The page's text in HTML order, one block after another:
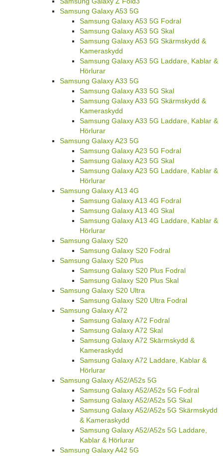
Samsung Galaxy A53 5G
Samsung Galaxy A53 5G Fodral
Samsung Galaxy A53 5G Skal
Samsung Galaxy A53 5G Skärmskydd &
Kameraskydd
Samsung Galaxy A53 5G Laddare, Kablar &
Hörlurar
Samsung Galaxy A33 5G
Samsung Galaxy A33 5G Skal
Samsung Galaxy A33 5G Skärmskydd &
Kameraskydd
Samsung Galaxy A33 5G Laddare, Kablar &
Hörlurar
Samsung Galaxy A23 5G
Samsung Galaxy A23 5G Fodral
Samsung Galaxy A23 5G Skal
Samsung Galaxy A23 5G Laddare, Kablar &
Hörlurar
Samsung Galaxy A13 4G
Samsung Galaxy A13 4G Fodral
Samsung Galaxy A13 4G Skal
Samsung Galaxy A13 4G Laddare, Kablar &
Hörlurar
Samsung Galaxy S20
Samsung Galaxy S20 Fodral
Samsung Galaxy S20 Plus
Samsung Galaxy S20 Plus Fodral
Samsung Galaxy S20 Plus Skal
Samsung Galaxy S20 Ultra
Samsung Galaxy S20 Ultra Fodral
Samsung Galaxy A72
Samsung Galaxy A72 Fodral
Samsung Galaxy A72 Skal
Samsung Galaxy A72 Skärmskydd &
Kameraskydd
Samsung Galaxy A72 Laddare, Kablar &
Hörlurar
Samsung Galaxy A52/A52s 5G
Samsung Galaxy A52/A52s 5G Fodral
Samsung Galaxy A52/A52s 5G Skal
Samsung Galaxy A52/A52s 5G Skärmskydd
& Kameraskydd
Samsung Galaxy A52/A52s 5G Laddare,
Kablar & Hörlurar
Samsung Galaxy A42 5G